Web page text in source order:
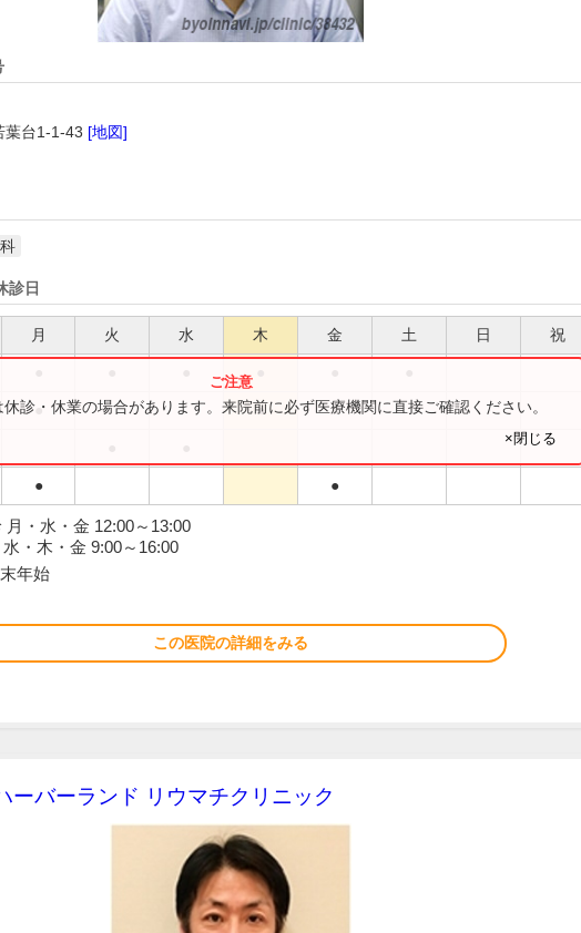
葉台1-1-43 [地図]
診日
月 火 水 木 金 土 日 祝
● ● ●
● ●
診・休業の場合があります。来院前に必ず医療機関に直接ご確認ください。
×閉じる
・水・金 12:00～13:00
・木・金 9:00～16:00
年始
この医院の詳細をみる
ーバーランド リウマチクリニック